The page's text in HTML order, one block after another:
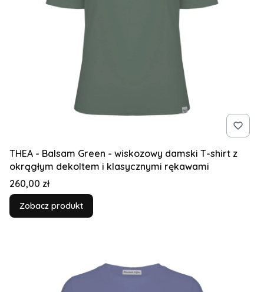
THEA - Balsam Green - wiskozowy damski T-shirt z
okrągłym dekoltem i klasycznymi rękawami
Cena
260,00 zł
Zobacz produkt